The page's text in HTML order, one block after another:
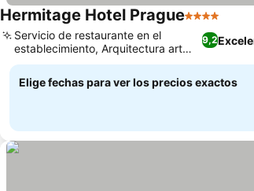
Hermitage Hotel Prague4 Estrellas
9,2
Servicio de restaurante en el
establecimiento, Arquitectura art
déco histórica
Elige fechas para ver los precios exactos